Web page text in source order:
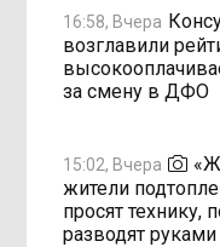
16:58, Вчера
возглавили
за смену в ДФО
15:02, Вчера
жители
просят технику,
разводят руками